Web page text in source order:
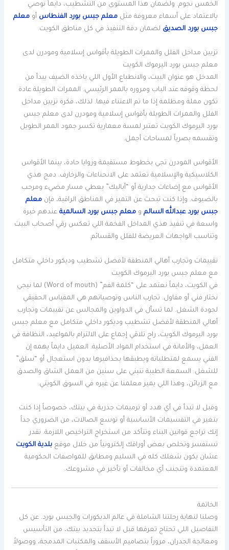
الخمس نجوم. ولضمان هذا المستوى من التشطيب، دايماً نوصي
بالاعتماد على أسماء معروفة مثلمعلم جبس بورد الفنطاس أومعلم
جبس بورد الصديق لضمان دقة التنفيذ في كل مناطق الكويت.
تزيين مداخل الفلل والممرات الطويلة بأقواس إسلامية ومودرن لدى
معلم جبس بورد اليرموك الكويت
المدخل هو عنوان البيت، والانطباع الأول اللي ياخذه الضيف يبدأ من
لحظة وقوفه عند الباب ومروره بالممر الرئيسي. الممرات الطويلة عادة
تكون مملة ومظلمة إذا ما تم الاعتناء فيها. لذلك، فكرة تزيين مداخل
الفلل والممرات الطويلة بأقواس إسلامية ومودرن لدى معلم جبس
بورد اليرموك الكويت تعتبر لمسة معمارية تكسر جمود الممر الطويل
وتقسمه بصرياً لمساحات أجمل.
الأقواس المودرن تجي بخطوط مستقيمة وزوايا حادة، بينما الأقواس
الكلاسيكية والإسلامية تعتمد على الانحناءات والزخارف. دمج هذي
الأقواس مع إضاءات جدارية أو “أباليك” يعطي مسار مضيء ومرحب
بالضيوف. وإذا كنت تبحث عن التميز في المناطق الراقية، فإنمعلم
جبس بورد عبدالله السالم ومعلم جبس بورد السالمية عندهم خبرة
واسعة في تنفيذ هذي المداخل الفخمة اللي تعكس رقي أصحاب البيت
وتناسب الواجهات العريضة للفلل والقسائم.
تقييمات وتجارب أهالي المنطقة لأفضل تشطيب وديكور داخلي متكامل
مع معلم جبس بورد اليرموك الكويت
في الكويت، دايماً نعتمد على “كلمة الفم” (Word of mouth) لما نيجي
نختار فني أو مقاول. تجارب الناس وتوصياتهم هي المقياس الحقيقي
لجودة الشغل. لما تسأل في الدواوين والمجالس عن تقييمات وتجارب
أهالي المنطقة لأفضل تشطيب وديكور داخلي متكامل مع معلم جبس
بورد اليرموك الكويت، راح تلاقي إجماع على الالتزام بالمواعيد، النظافة في
العمل، والأمانة في استخدام المواد الأصلية. العميل دايماً يهمه إن
الفني يسمع لمتطلباته ويطبقها بحذافيرها بدون استعجال أو “سلق”
للشغل. السمعة الطيبة تنبني على سنين من العمل الشاق والصدق
مع الزبائن، وهذا اللي يميز معلمنا عن غيره في السوق الكويتي.
وقبل لا تبدأ في أي هدد أو ترميمات جذرية في بيتك، خصوصاً إذا كنت
بتغير في التقسيمات الأساسية أو توسع الصالات، من الضروري جداً
إنك تراجع قوانين البناء وتتأكد من استخراج التراخيص اللازمة. تقدر
تستفسر وتخلص بعض أوراقك إلكترونياً من خلال موقعبلدية الكويت
عشان يكون شغلك كله في السليم ومطابق للمواصفات الحكومية
المعتمدة وتتجنب أي مخالفات أو تأخير في مشروعك.
الخاتمة
وصلنا لنهاية رحلتنا الشاملة في عالم الديكورات والجبس بورد. عن كل
التفاصيل اللي تحتاج تعرفها قبل لا تبدأ بتجديد بيتك، من التأسيس
ومعالجة الجدران، مروراً بتصاميم الأسقف والمكتبات المدمجة، ووصولاً